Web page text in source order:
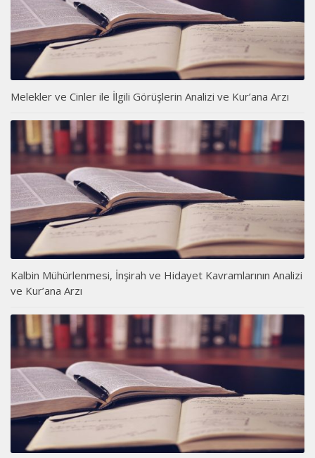
Melekler ve Cinler ile İlgili Görüşlerin Analizi ve Kur’ana Arzı
Kalbin Mühürlenmesi, İnşirah ve Hidayet Kavramlarının Analizi
ve Kur’ana Arzı